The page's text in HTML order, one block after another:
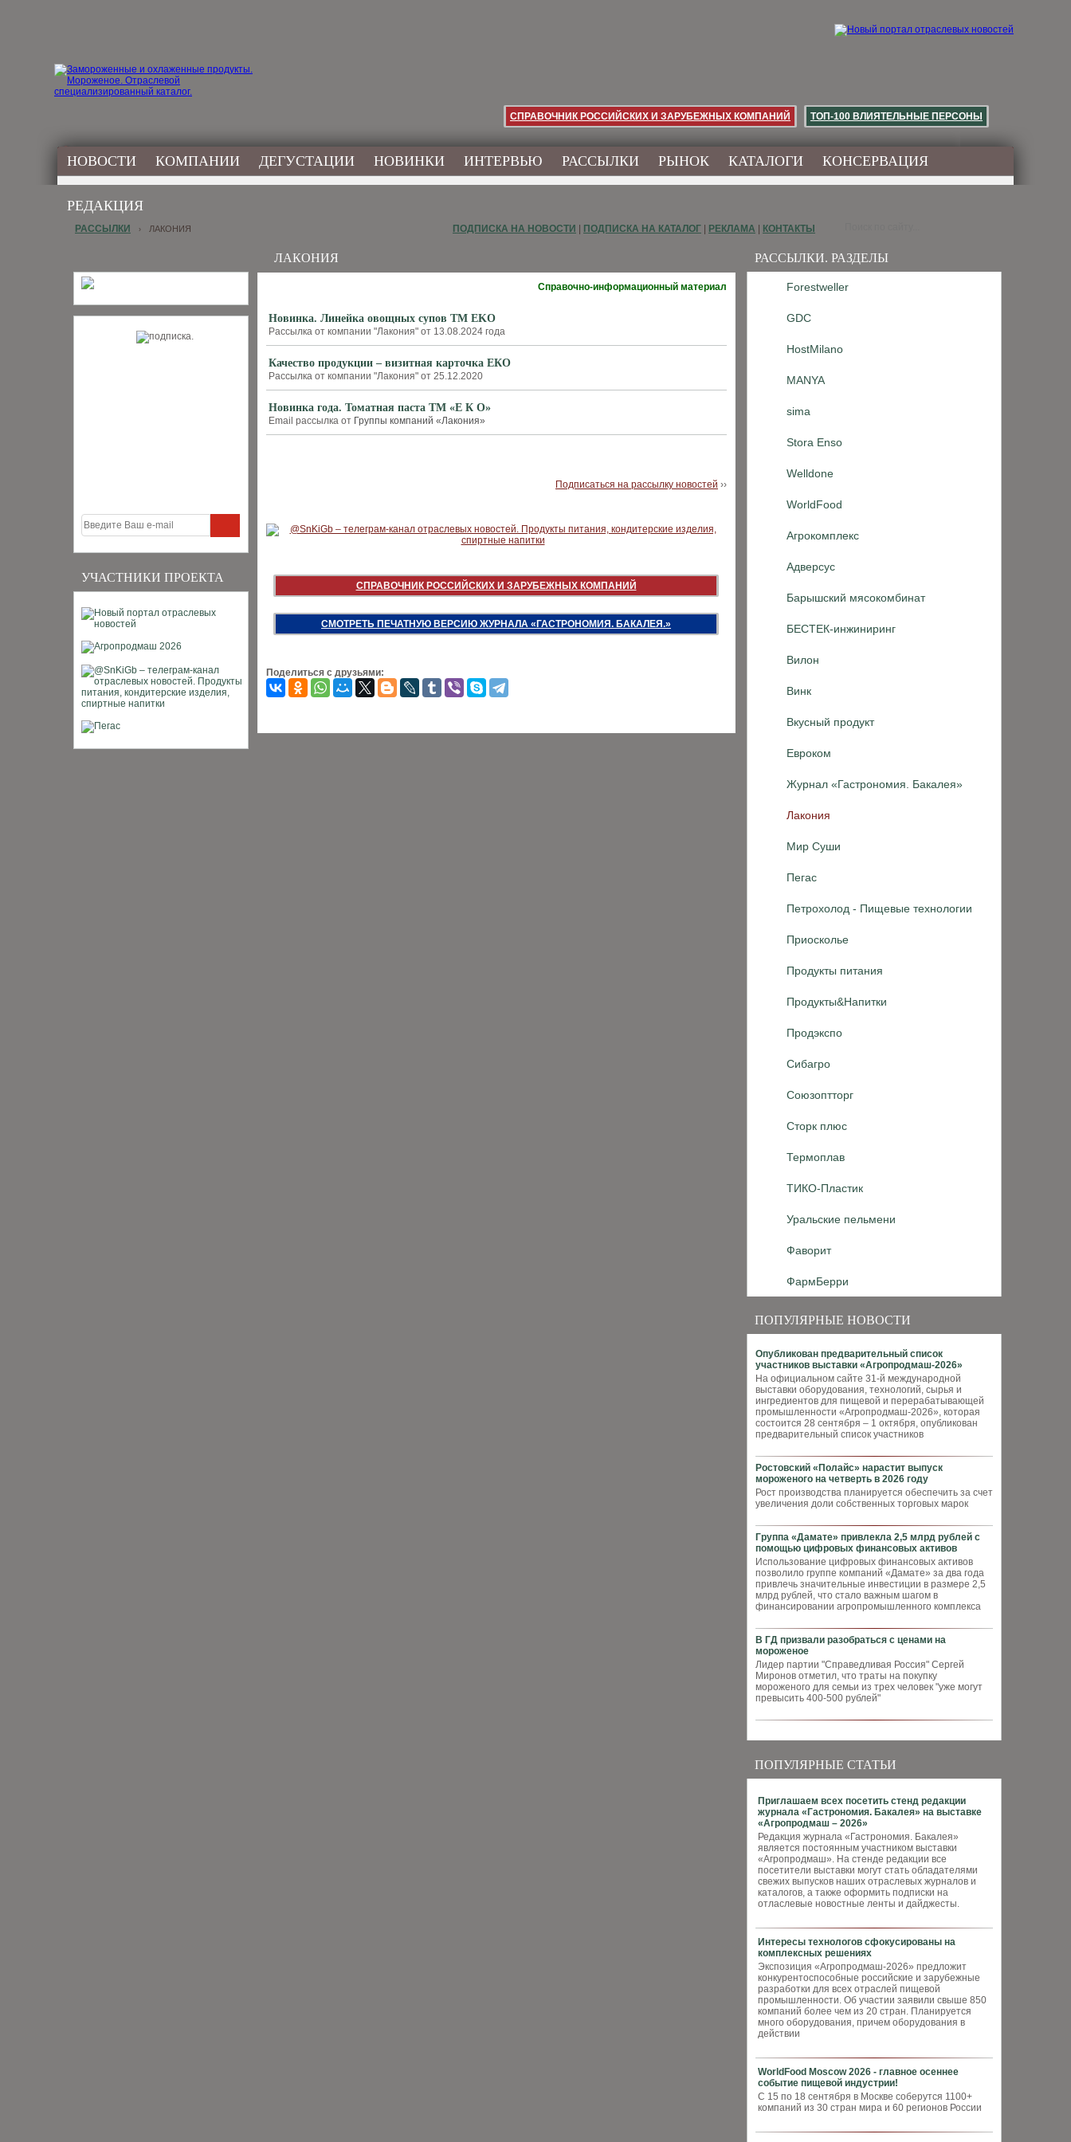
СПРАВОЧНИК РОССИЙСКИХ И ЗАРУБЕЖНЫХ КОМПАНИЙ ТОП-100 ВЛИЯТЕЛЬНЫЕ ПЕРСОНЫ
НОВОСТИ КОМПАНИИ ДЕГУСТАЦИИ НОВИНКИ ИНТЕРВЬЮ РАССЫЛКИ РЫНОК КАТАЛОГИ КОНСЕРВАЦИЯ
РЕДАКЦИЯ
УЧАСТНИКИ ПРОЕКТА
РАССЫЛКИ. РАЗДЕЛЫ
Forestweller
GDC
HostMilano
MANYA
sima
Stora Enso
Welldone
WorldFood
Агрокомплекс
Адверсус
Барышский мясокомбинат
БЕСТЕК-инжиниринг
Вилон
Винк
Вкусный продукт
Евроком
Журнал «Гастрономия. Бакалея»
Лакония
Мир Суши
Пегас
Петрохолод - Пищевые технологии
Приосколье
Продукты питания
Продукты&Напитки
Продэкспо
Сибагро
Союзоптторг
Сторк плюс
Термоплав
ТИКО-Пластик
Уральские пельмени
Фаворит
ФармБерри
ПОПУЛЯРНЫЕ НОВОСТИ
Опубликован предварительный список
участников выставки «Агропродмаш-2026»
На официальном сайте 31-й международной
выставки оборудования, технологий, сырья и
ингредиентов для пищевой и перерабатывающей
промышленности «Агропродмаш-2026», которая
состоится 28 сентября – 1 октября, опубликован
предварительный список участников
Ростовский «Полайс» нарастит выпуск
мороженого на четверть в 2026 году
Рост производства планируется обеспечить за счет
увеличения доли собственных торговых марок
Группа «Дамате» привлекла 2,5 млрд рублей с
помощью цифровых финансовых активов
Использование цифровых финансовых активов
позволило группе компаний «Дамате» за два года
привлечь значительные инвестиции в размере 2,5
млрд рублей, что стало важным шагом в
финансировании агропромышленного комплекса
В ГД призвали разобраться с ценами на
мороженое
Лидер партии "Справедливая Россия" Сергей
Миронов отметил, что траты на покупку
мороженого для семьи из трех человек "уже могут
превысить 400-500 рублей"
ПОПУЛЯРНЫЕ СТАТЬИ
Приглашаем всех посетить стенд редакции
журнала «Гастрономия. Бакалея» на выставке
«Агропродмаш – 2026»
Редакция журнала «Гастрономия. Бакалея»
является постоянным участником выставки
«Агропродмаш». На стенде редакции все
посетители выставки могут стать обладателями
свежих выпусков наших отраслевых журналов и
каталогов, а также оформить подписки на
отласлевые новостные ленты и дайджесты.
Интересы технологов сфокусированы на
комплексных решениях
Экспозиция «Агропродмаш-2026» предложит
конкурентоспособные российские и зарубежные
разработки для всех отраслей пищевой
промышленности. Об участии заявили свыше 850
компаний более чем из 20 стран. Планируется
много оборудования, причем оборудования в
действии
WorldFood Moscow 2026 - главное осеннее
событие пищевой индустрии!
С 15 по 18 сентября в Москве соберутся 1100+
компаний из 30 стран мира и 60 регионов России
РАССЫЛКИ › ЛАКОНИЯ ПОДПИСКА НА НОВОСТИ ПОДПИСКА НА КАТАЛОГ РЕКЛАМА КОНТАКТЫ
ЛАКОНИЯ
Справочно-информационный материал
Новинка. Линейка овощных супов ТМ EKO
Рассылка от компании "Лакония" от 13.08.2024 года
Качество продукции – визитная карточка ЕКО
Рассылка от компании "Лакония" от 25.12.2020
Новинка года. Томатная паста ТМ «Е К О»
Email рассылка от Группы компаний «Лакония»
Подписаться на рассылку новостей ››
СПРАВОЧНИК РОССИЙСКИХ И ЗАРУБЕЖНЫХ КОМПАНИЙ
СМОТРЕТЬ ПЕЧАТНУЮ ВЕРСИЮ ЖУРНАЛА «ГАСТРОНОМИЯ. БАКАЛЕЯ.»
Поделиться с друзьями: